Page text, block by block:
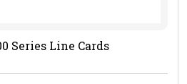
Series Line Cards